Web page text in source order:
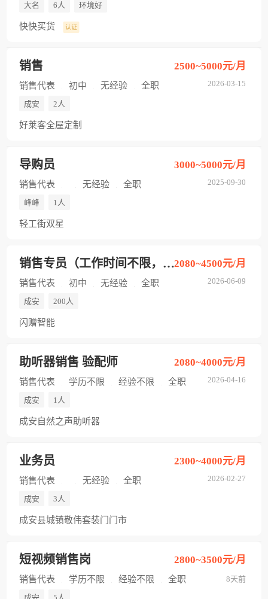
大名 6人 环境好
快快买货 认证
销售
2026-03-15
2500~5000元/月
销售代表 初中 无经验 全职
成安 2人
好莱客全屋定制
导购员
2025-09-30
3000~5000元/月
销售代表 无经验 全职
峰峰 1人
轻工街双星
销售专员（工作时间不限，每单80米）
2026-06-09
2080~4500元/月
销售代表 初中 无经验 全职
成安 200人
闪赠智能
助听器销售 验配师
2026-04-16
2080~4000元/月
销售代表 学历不限 经验不限 全职
成安 1人
成安自然之声助听器
业务员
2026-02-27
2300~4000元/月
销售代表 无经验 全职
成安 3人
成安县城镇敬伟套装门门市
短视频销售岗
8天前
2800~3500元/月
销售代表 学历不限 经验不限 全职